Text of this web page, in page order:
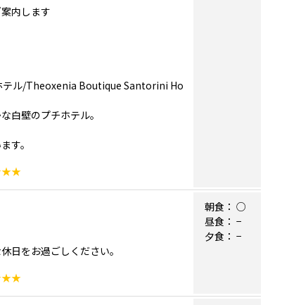
内します
テル/Theoxenia Boutique Santorini Ho
白壁のプチホテル。
す。
日をお過ごしください。
朝食： ○
昼食： −
夕食： −